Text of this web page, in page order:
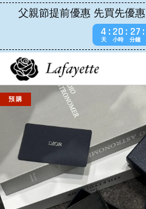
父親節提前優惠 先買先優惠
4
天
20
小時
27
分鐘
預 購